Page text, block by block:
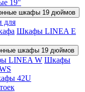
19"
шкафы 19 дюймов
для
Шкафы LINEA E
шкафы 19 дюймов
LINEA W Шкафы
42U